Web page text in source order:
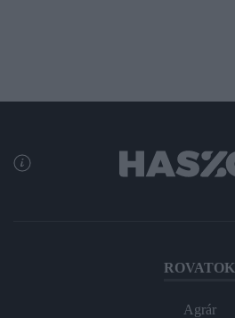
ROVATOK
Agrár